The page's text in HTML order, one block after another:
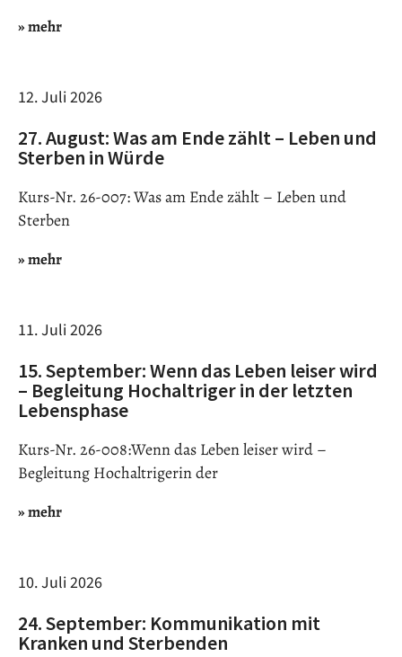
» mehr
12. Juli 2026
27. August: Was am Ende zählt – Leben und
Sterben in Würde
Kurs-Nr. 26-007: Was am Ende zählt – Leben und
Sterben
» mehr
11. Juli 2026
15. September: Wenn das Leben leiser wird
– Begleitung Hochaltriger in der letzten
Lebensphase
Kurs-Nr. 26-008:Wenn das Leben leiser wird –
Begleitung Hochaltrigerin der
» mehr
10. Juli 2026
24. September: Kommunikation mit
Kranken und Sterbenden